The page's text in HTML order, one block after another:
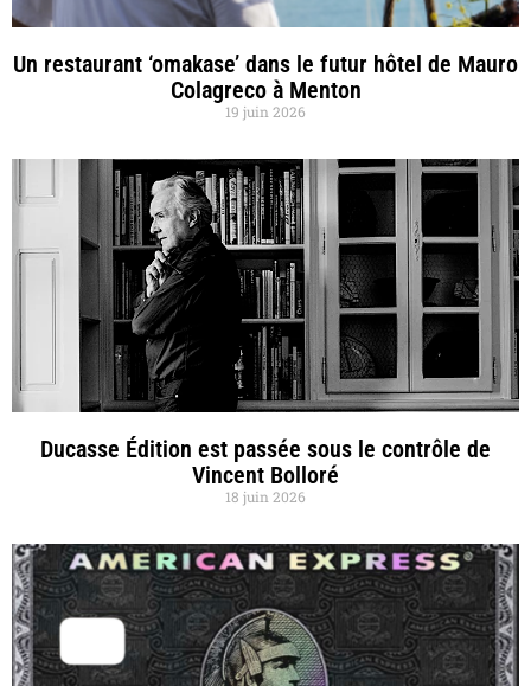
Un restaurant ‘omakase’ dans le futur hôtel de Mauro
Colagreco à Menton
19 juin 2026
Ducasse Édition est passée sous le contrôle de
Vincent Bolloré
18 juin 2026